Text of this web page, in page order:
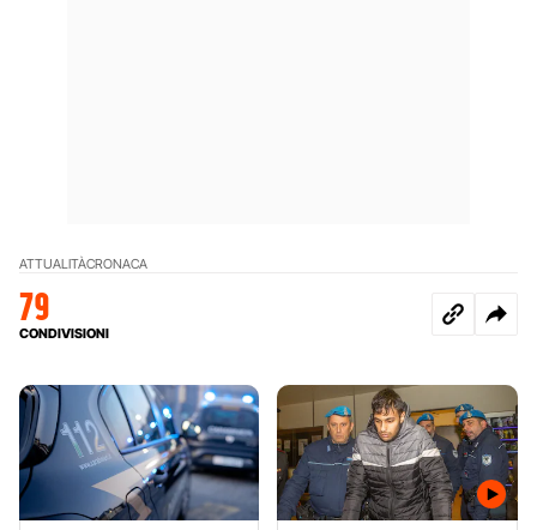
ATTUALITÀCRONACA
79
CONDIVISIONI